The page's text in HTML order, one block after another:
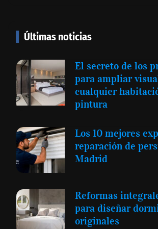
Últimas noticias
El secreto de los
para ampliar
cualquier
pintura
Los 10 mejores
reparación de
Madrid
Reformas
para diseñar
originales